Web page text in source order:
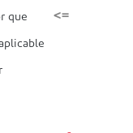
que <=